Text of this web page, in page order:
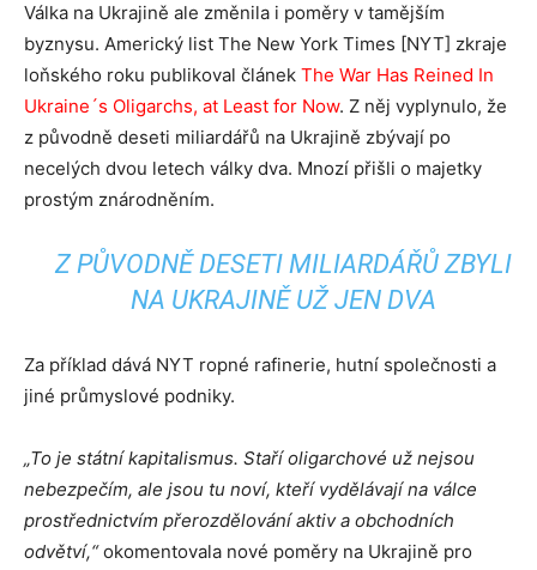
Válka na Ukrajině ale změnila i poměry v tamějším
byznysu. Americký list The New York Times [NYT] zkraje
loňského roku publikoval článek The War Has Reined In
Ukraine´s Oligarchs, at Least for Now. Z něj vyplynulo, že
z původně deseti miliardářů na Ukrajině zbývají po
necelých dvou letech války dva. Mnozí přišli o majetky
prostým znárodněním.
Z PŮVODNĚ DESETI MILIARDÁŘŮ ZBYLI
NA UKRAJINĚ UŽ JEN DVA
Za příklad dává NYT ropné rafinerie, hutní společnosti a
jiné průmyslové podniky.
„To je státní kapitalismus. Staří oligarchové už nejsou
nebezpečím, ale jsou tu noví, kteří vydělávají na válce
prostřednictvím přerozdělování aktiv a obchodních
odvětví,“okomentovala nové poměry na Ukrajině pro